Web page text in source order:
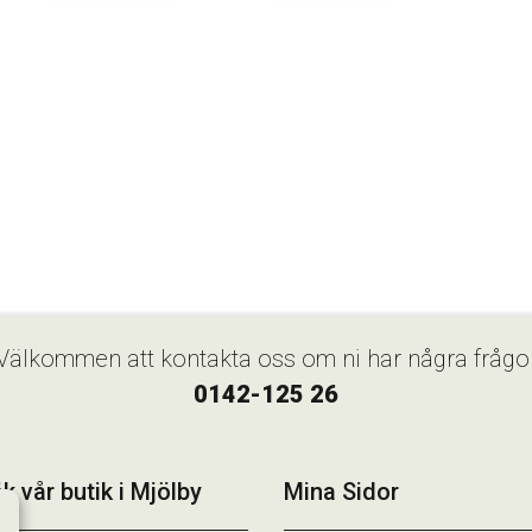
att kontakta oss om ni har några
0142-125 26
vår butik i Mjölby Mina Sidor